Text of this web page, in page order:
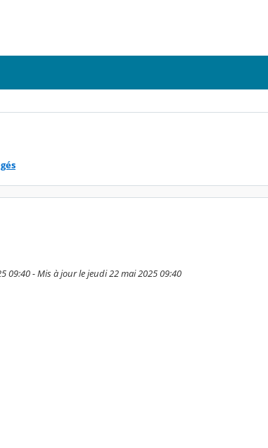
09:40 - Mis à jour le jeudi 22 mai 2025 09:40